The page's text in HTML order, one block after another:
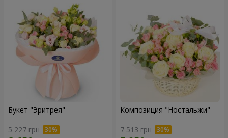
Букет "Эритрея"
5 227 грн
Композиция "Ностальжи"
7 513 грн